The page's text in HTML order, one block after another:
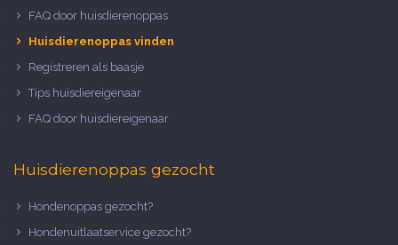
FAQ door huisdierenoppas
Huisdierenoppas vinden
Registreren als baasje
Tips huisdiereigenaar
FAQ door huisdiereigenaar
Huisdierenoppas gezocht
Hondenoppas gezocht?
Hondenuitlaatservice gezocht?